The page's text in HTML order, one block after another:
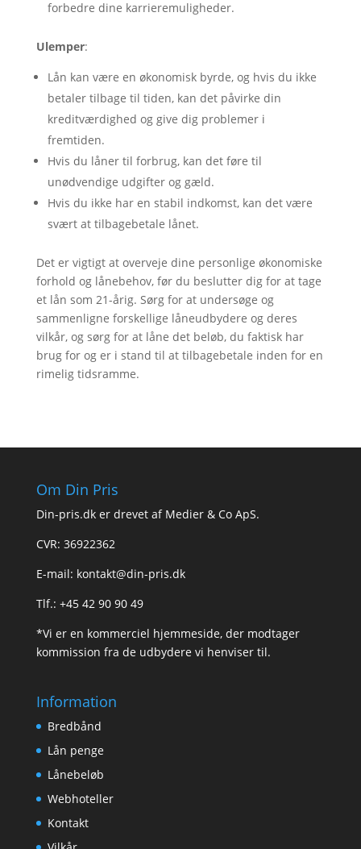
forbedre dine karrieremuligheder.
Ulemper:
Lån kan være en økonomisk byrde, og hvis du ikke
betaler tilbage til tiden, kan det påvirke din
kreditværdighed og give dig problemer i
fremtiden.
Hvis du låner til forbrug, kan det føre til
unødvendige udgifter og gæld.
Hvis du ikke har en stabil indkomst, kan det være
svært at tilbagebetale lånet.
Det er vigtigt at overveje dine personlige økonomiske
forhold og lånebehov, før du beslutter dig for at tage
et lån som 21-årig. Sørg for at undersøge og
sammenligne forskellige låneudbydere og deres
vilkår, og sørg for at låne det beløb, du faktisk har
brug for og er i stand til at tilbagebetale inden for en
rimelig tidsramme.
Om Din Pris
Din-pris.dk er drevet af Medier & Co ApS.
CVR: 36922362
E-mail: kontakt@din-pris.dk
Tlf.: +45 42 90 90 49
*Vi er en kommerciel hjemmeside, der modtager
kommission fra de udbydere vi henviser til.
Information
Bredbånd
Lån penge
Lånebeløb
Webhoteller
Kontakt